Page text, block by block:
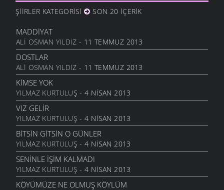
ANAM
HESLER
27 KASIM 2011
BILEMEDIM
24 KASIM 2011
VARDIR
5 KASIM 2011
TOPRAKTIR
5 KASIM 2011
BITTI ÖĞRETMENIM
22 AĞUSTOS 2011
GENÇIYAN
15 AĞUSTOS 2011
ŞIIRLER KATEGORISI SON 20 İÇERIK
MADDIYAT
ALI OSMAN YILDIZ - 11 TEMMUZ 2013
DOSTLAR
ALI OSMAN YILDIZ - 11 TEMMUZ 2013
KIMSE YOK
YILMAZ KURTULUŞ - 4 NISAN 2013
VIZ GELIR
YILMAZ KURTULUŞ - 4 NISAN 2013
BITSIN GITSIN O GÜNLER
YILMAZ KURTULUŞ - 4 NISAN 2013
SENINLE İŞIM KALMADI
YILMAZ KURTULUŞ - 4 NISAN 2013
KÖYÜMÜZE NE OLMUŞ KÖYLÜM